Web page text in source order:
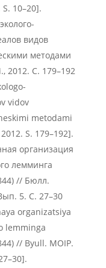
10–20].
видов
методами
2012. С. 179–192
vidov
metodami
S. 179–192].
организация
лемминга
// Бюлл.
5. С. 27–30
organizatsiya
lemminga
// Byull. MOIP.